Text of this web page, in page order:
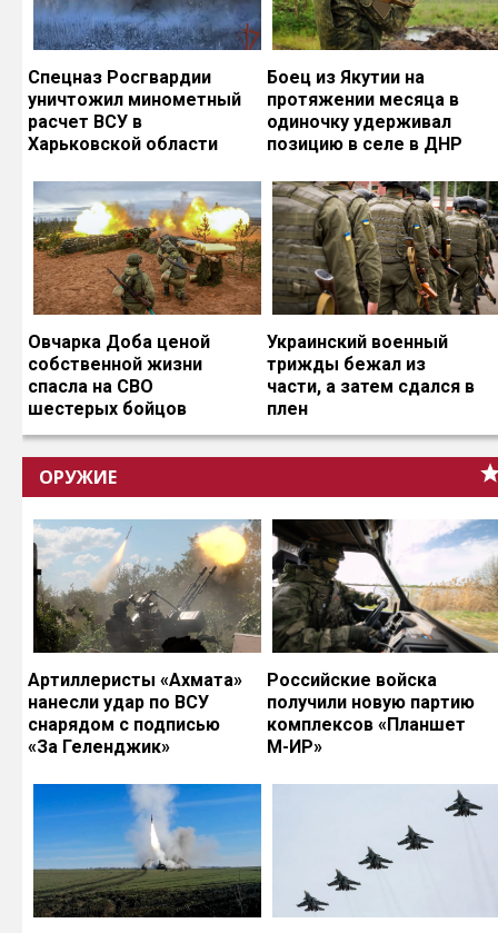
Спецназ Росгвардии
уничтожил минометный
расчет ВСУ в
Харьковской области
Боец из Якутии на
протяжении месяца в
одиночку удерживал
позицию в селе в ДНР
Овчарка Доба ценой
собственной жизни
спасла на СВО
шестерых бойцов
Украинский военный
трижды бежал из
части, а затем сдался в
плен
ОРУЖИЕ
Артиллеристы «Ахмата»
нанесли удар по ВСУ
снарядом с подписью
«За Геленджик»
Российские войска
получили новую партию
комплексов «Планшет
М-ИР»